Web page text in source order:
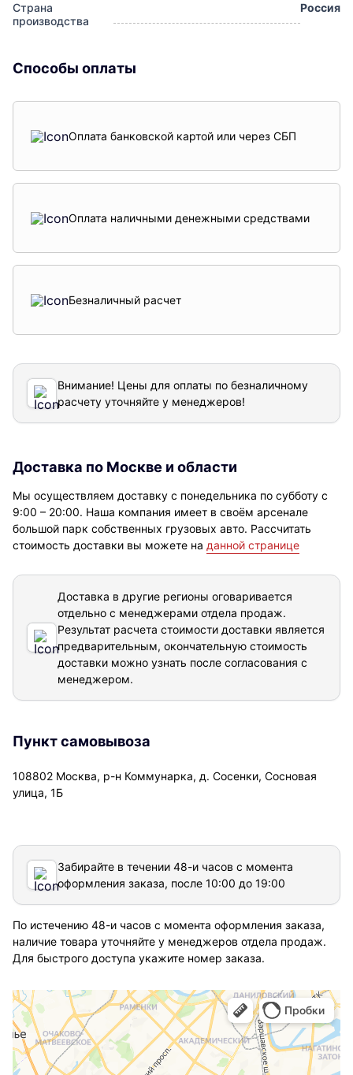
Страна
производства
Россия
Способы оплаты
Оплата банковской картой или через СБП
Оплата наличными денежными средствами
Безналичный расчет
Внимание! Цены для оплаты по безналичному
расчету уточняйте у менеджеров!
Доставка по Москве и области
Мы осуществляем доставку с понедельника по субботу с
9:00 – 20:00. Наша компания имеет в своём арсенале
большой парк собственных грузовых авто. Рассчитать
стоимость доставки вы можете на данной странице
Доставка в другие регионы оговаривается
отдельно с менеджерами отдела продаж.
Результат расчета стоимости доставки является
предварительным, окончательную стоимость
доставки можно узнать после согласования с
менеджером.
Пункт самовывоза
108802 Москва, р-н Коммунарка, д. Сосенки, Сосновая
улица, 1Б
Забирайте в течении 48-и часов с момента
оформления заказа, после 10:00 до 19:00
По истечению 48-и часов с момента оформления заказа,
наличие товара уточняйте у менеджеров отдела продаж.
Для быстрого доступа укажите номер заказа.